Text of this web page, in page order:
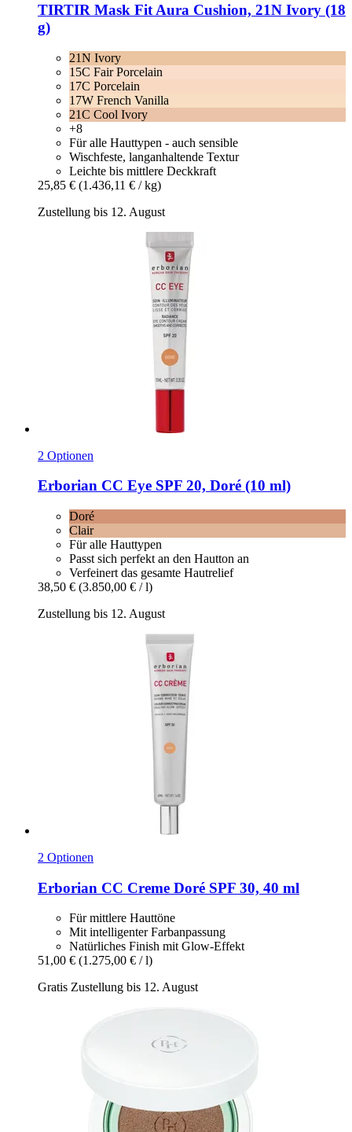
TIRTIR Mask Fit Aura Cushion, 21N Ivory (18
g)
21N Ivory
15C Fair Porcelain
17C Porcelain
17W French Vanilla
21C Cool Ivory
+8
Für alle Hauttypen - auch sensible
Wischfeste, langanhaltende Textur
Leichte bis mittlere Deckkraft
25,85 € (1.436,11 € / kg)
Zustellung bis 12. August
2 Optionen
Erborian CC Eye SPF 20, Doré (10 ml)
Doré
Clair
Für alle Hauttypen
Passt sich perfekt an den Hautton an
Verfeinert das gesamte Hautrelief
38,50 € (3.850,00 € / l)
Zustellung bis 12. August
2 Optionen
Erborian CC Creme Doré SPF 30, 40 ml
Für mittlere Hauttöne
Mit intelligenter Farbanpassung
Natürliches Finish mit Glow-Effekt
51,00 € (1.275,00 € / l)
Gratis Zustellung bis 12. August